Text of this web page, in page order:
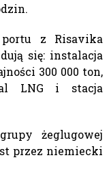
z Risavika
się: instalacja
300 000 ton,
LNG i stacja
żeglugowej
przez niemiecki